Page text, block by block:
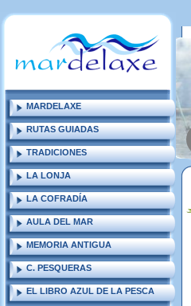
MARDELAXE
RUTAS GUIADAS
TRADICIONES
LA LONJA
LA COFRADÍA
AULA DEL MAR
MEMORIA ANTIGUA
C. PESQUERAS
EL LIBRO AZUL DE LA PESCA